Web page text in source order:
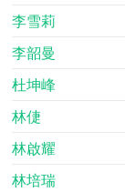
李雪莉
李韶曼
杜坤峰
林倢
林啟耀
林培瑞